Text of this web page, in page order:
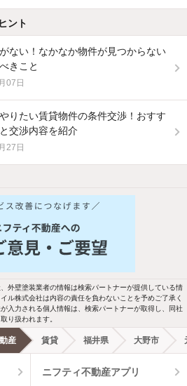
ント
ない！なかなか物件が見つからない
きこと
07日
りたい賃貸物件の条件交渉！おすす
交渉内容を紹介
27日
込んでいます！
2階以上
ペット相談
独立洗面台
都市ガス
オートロック
物件メール通知
見つかり次第、メ
ール通知を受け取る
外壁塗装業者の情報は検索パートナーが提供している情
ル株式会社は内容の責任を負わないことを予めご了承く
入力される個人情報は、検索パートナーが取得し、同社
り扱われます。
産 賃貸 福井県 大野市
ニフティ不動産アプリ